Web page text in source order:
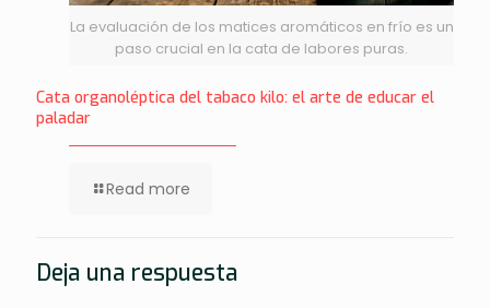
La evaluación de los matices aromáticos en frío es un
paso crucial en la cata de labores puras.
Cata organoléptica del tabaco kilo: el arte de educar el
paladar
Read more
Deja una respuesta